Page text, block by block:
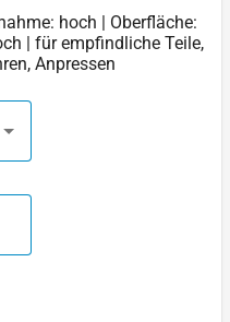
hoch | Oberfläche:
| für empfindliche Teile,
Anpressen